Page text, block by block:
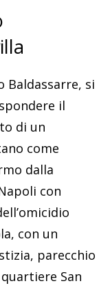
Baldassarre, si
il
di un
come
dalla
con
con un
parecchio
San